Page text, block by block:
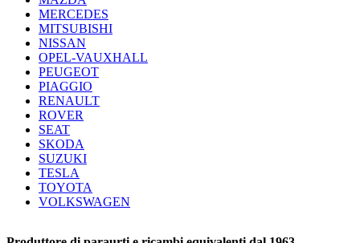
MERCEDES
MITSUBISHI
NISSAN
OPEL-VAUXHALL
PEUGEOT
PIAGGIO
RENAULT
ROVER
SEAT
SKODA
SUZUKI
TESLA
TOYOTA
VOLKSWAGEN